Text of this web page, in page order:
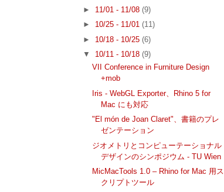
► 11/01 - 11/08 (9)
► 10/25 - 11/01 (11)
► 10/18 - 10/25 (6)
▼ 10/11 - 10/18 (9)
VII Conference in Furniture Design
+mob
Iris - WebGL Exporter、Rhino 5 for
Mac にも対応
"El món de Joan Claret"、書籍のプレ
ゼンテーション
ジオメトリとコンピューテーショナル
デザインのシンポジウム - TU Wien
MicMacTools 1.0 – Rhino for Mac 用ス
クリプトツール